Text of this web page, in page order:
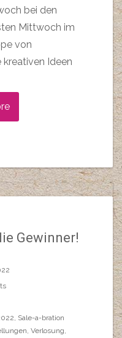
bei den
Mittwoch im
von
Ideen
Gewinner!
, Sale-a-bration
, Verlosung,